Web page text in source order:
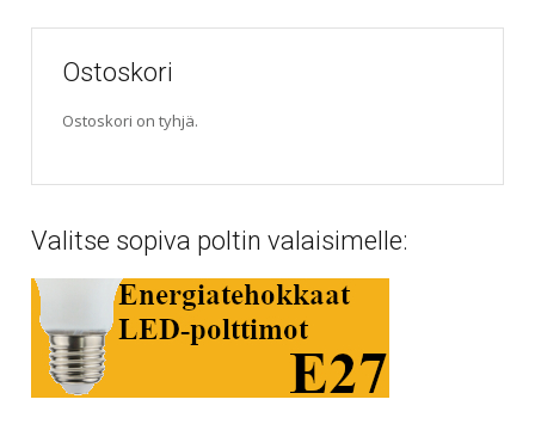
Ostoskori
Ostoskori on tyhjä.
Valitse sopiva poltin valaisimelle: